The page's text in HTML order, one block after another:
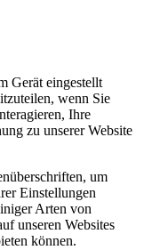
Gerät eingestellt
wenn Sie
Ihre
zu unserer Website
um
Einstellungen
Arten von
unseren Websites
können.